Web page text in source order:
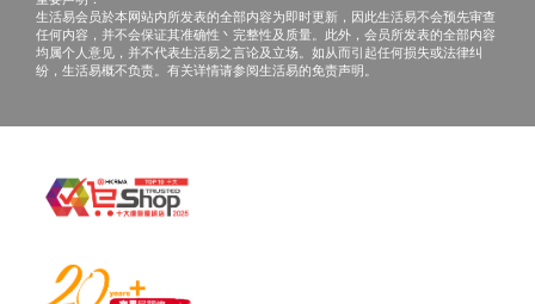
生活易会员於本网站内所发表的全部内容为即时更新，因此生活易不会预先审查
任何内容，并不会保证其准确性丶完整性及质量。此外，会员所发表的全部内容
均属个人意见，并不代表生活易之言论及立场。如从而引起任何损失或法律纠
纷，生活易概不负责。有关详情请参阅生活易的免责声明。